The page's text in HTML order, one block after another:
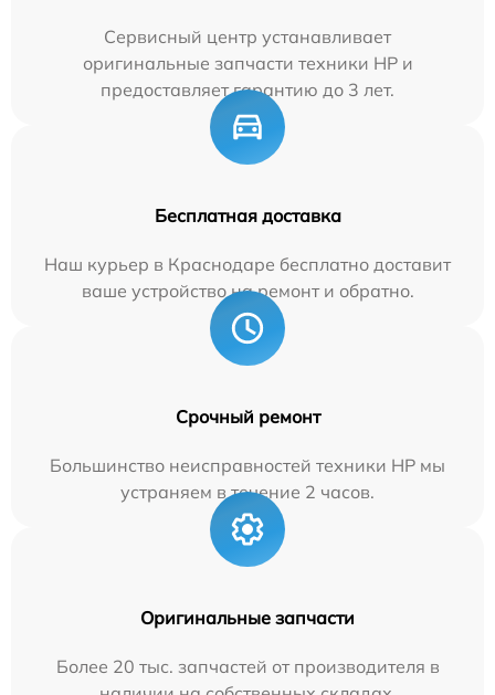
Сервисный центр устанавливает
оригинальные запчасти техники HP и
предоставляет гарантию до 3 лет.
Бесплатная доставка
Наш курьер в Краснодаре бесплатно доставит
ваше устройство на ремонт и обратно.
Срочный ремонт
Большинство неисправностей техники HP мы
устраняем в течение 2 часов.
Оригинальные запчасти
Более 20 тыс. запчастей от производителя в